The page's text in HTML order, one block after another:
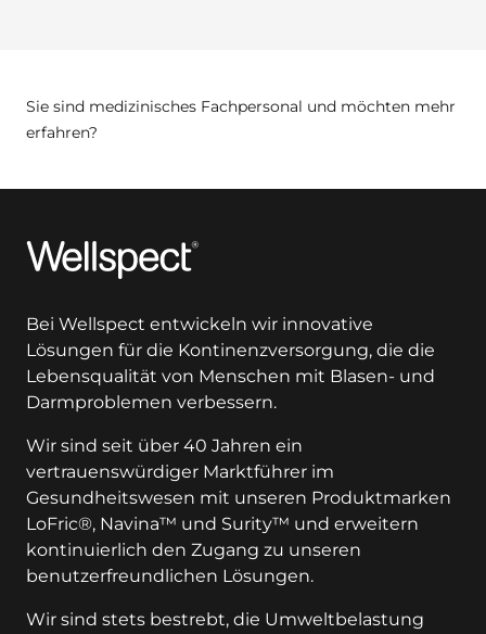
Sie sind medizinisches Fachpersonal und möchten mehr
erfahren?
Wellspect
Bei Wellspect entwickeln wir innovative
Lösungen für die Kontinenzversorgung, die die
Lebensqualität von Menschen mit Blasen- und
Darmproblemen verbessern.
Wir sind seit über 40 Jahren ein
vertrauenswürdiger Marktführer im
Gesundheitswesen mit unseren Produktmarken
LoFric®, Navina™ und Surity™ und erweitern
kontinuierlich den Zugang zu unseren
benutzerfreundlichen Lösungen.
Wir sind stets bestrebt, die Umweltbelastung